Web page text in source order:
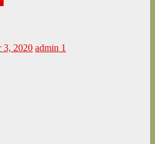
3, 2020 admin 1